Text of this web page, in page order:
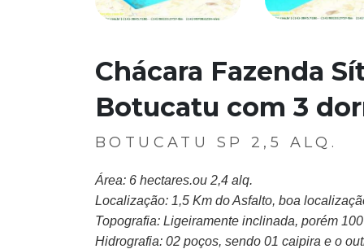
Chácara Fazenda
Botucatu com 3
BOTUCATU SP 2,5 ALQ.
Área: 6 hectares.ou 2,4 alq.
Localização: 1,5 Km do Asfalto, boa
Topografia: Ligeiramente inclinada, porém
Hidrografia: 02 poços, sendo 01 caipira e o